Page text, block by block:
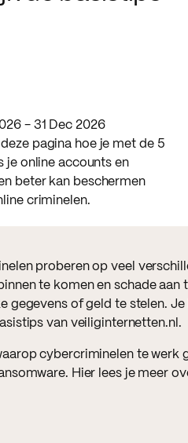
- 31 Dec 2026
pagina hoe je met de 5
je online accounts en
beter kan beschermen
criminelen.
proberen op veel
te komen en schade aan
gegevens of geld te stelen.
van veiliginternetten.nl.
cybercriminelen te werk
Hier lees je meer